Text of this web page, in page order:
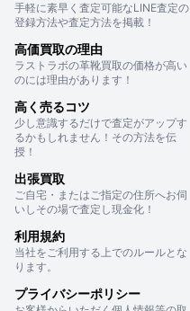
手軽に素早く査定可能なLINE査定の
登録方法や査定方法を掲載！
高価買取の理由
ラストラボの革靴買取の価格が高い
のには理由があります！
高く売るコツ
少し意識するだけで査定がアップす
るかもしれません！その方法を伝
授！
出張買取
ご自宅・またはご指定の住所へお伺
いしその場で査定し現金化！
利用規約
当社をご利用する上でのルールとな
ります。
プライバシーポリシー